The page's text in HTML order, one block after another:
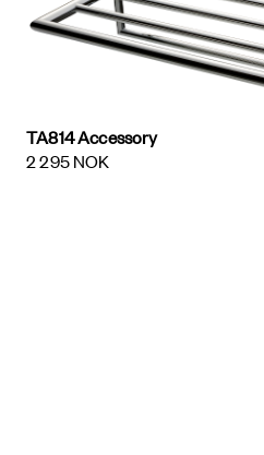
TA814 Accessory
2 295 NOK